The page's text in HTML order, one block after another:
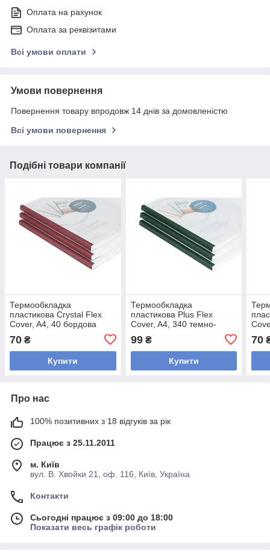
Оплата на рахунок
Оплата за реквізитами
Всі умови оплати
Умови повернення
Повернення товару впродовж 14 днів за домовленістю
Всі умови повернення
Подібні товари компанії
Термообкладка
пластикова Crystal Flex
Cover, A4, 40 бордова
70 ₴
Купити
Термообкладка
пластикова Plus Flex
Cover, A4, 340 темно-
99₴
Купити
70
Про нас
100% позитивних з 18 відгуків за рік
Працює з 25.11.2011
м. Київ
вул. В. Хвойки 21, оф. 116, Київ, Україна
Контакти
Сьогодні працює з 09:00 до 18:00
Показати весь графік роботи